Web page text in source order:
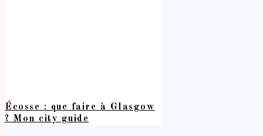
Écosse : que faire à Glasgow
? Mon city guide